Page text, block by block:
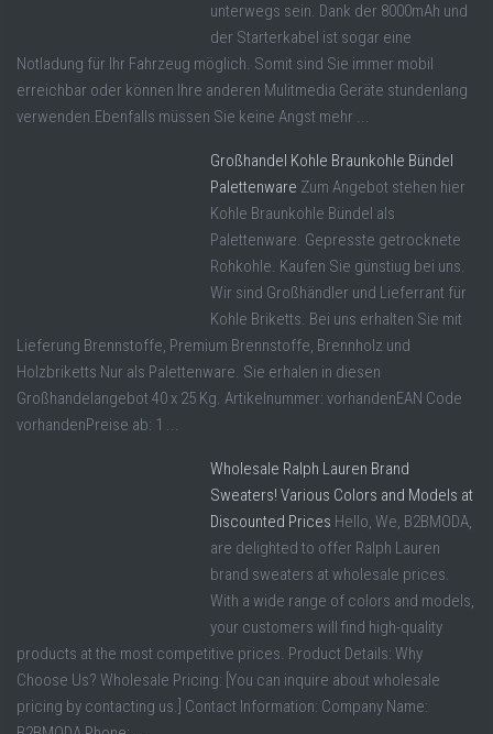
unterwegs sein. Dank der 8000mAh und
der Starterkabel ist sogar eine
Notladung für Ihr Fahrzeug möglich. Somit sind Sie immer mobil
erreichbar oder können Ihre anderen Mulitmedia Geräte stundenlang
verwenden.Ebenfalls müssen Sie keine Angst mehr ...
Großhandel Kohle Braunkohle Bündel
Palettenware Zum Angebot stehen hier
Kohle Braunkohle Bündel als
Palettenware. Gepresste getrocknete
Rohkohle. Kaufen Sie günstiug bei uns.
Wir sind Großhändler und Lieferrant für
Kohle Briketts. Bei uns erhalten Sie mit
Lieferung Brennstoffe, Premium Brennstoffe, Brennholz und
Holzbriketts Nur als Palettenware. Sie erhalen in diesen
Großhandelangebot 40 x 25 Kg. Artikelnummer: vorhandenEAN Code
vorhandenPreise ab: 1 ...
Wholesale Ralph Lauren Brand
Sweaters! Various Colors and Models at
Discounted Prices Hello, We, B2BMODA,
are delighted to offer Ralph Lauren
brand sweaters at wholesale prices.
With a wide range of colors and models,
your customers will find high-quality
products at the most competitive prices. Product Details: Why
Choose Us? Wholesale Pricing: [You can inquire about wholesale
pricing by contacting us.] Contact Information: Company Name: